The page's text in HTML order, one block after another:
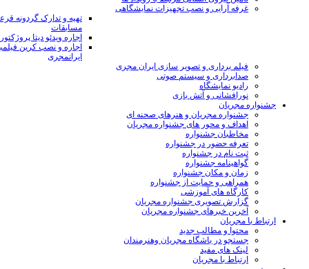
غرفه آرایی و نصب تجهیزات نمایشگاهی
تهیه و تدارک گردونه
مسابقات
اجاره ویدئو دیتا
اجاره و نصب کرین
ایرانمجری
فیلم برداری و تصویر سازی ایران مجری
صدابرداری و سیستم صوتی
رادیو نمایشگاه
نورافشانی و آتش بازی
جشنواره مجریان
جشنواره مجریان و هنرهای صحنه ای
اهداف و محور های جشنواره مجریان
مخاطبان جشنواره
تعرفه حضور در جشنواره
ثبت نام در جشنواره
گواهینامه جشنواره
زمان و مکان جشنواره
همراهی و حمایت از جشنواره
کارگاه های آموزشی
گزارش تصویری جشنواره مجریان
آخرین خبرهای جشنواره مجریان
ارتباط با مجریان
محتوا و مطالب جدید
جستجو در باشگاه مجریان وهنرمندان
لینک های مفید
ارتباط با مجریان